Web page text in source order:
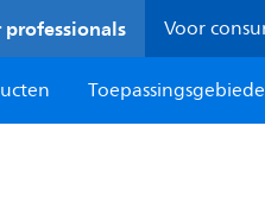
professionals Voor